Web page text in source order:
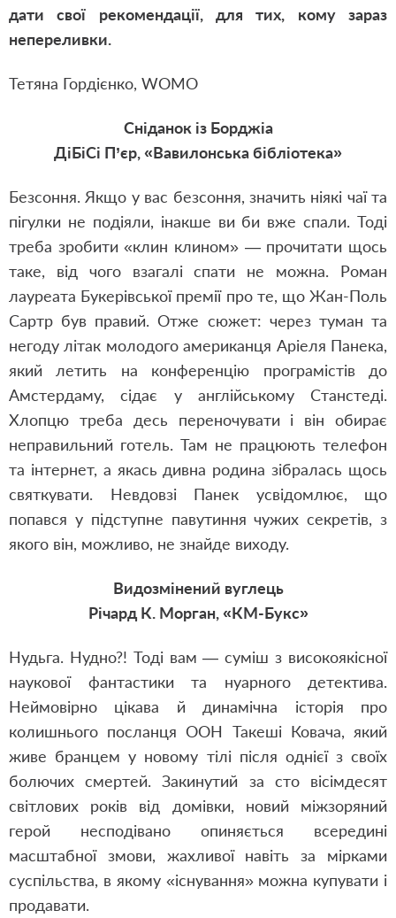
дати свої рекомендації, для тих, кому зараз
непереливки.
Тетяна Гордієнко, WOMO
Сніданок із Борджіа
ДіБіСі П’єр, «Вавилонська бібліотека»
Безсоння. Якщо у вас безсоння, значить ніякі чаї та
пігулки не подіяли, інакше ви би вже спали. Тоді
треба зробити «клин клином» — прочитати щось
таке, від чого взагалі спати не можна. Роман
лауреата Букерівської премії про те, що Жан-Поль
Сартр був правий. Отже сюжет: через туман та
негоду літак молодого американця Аріеля Панека,
який летить на конференцію програмістів до
Амстердаму, сідає у англійському Станстеді.
Хлопцю треба десь переночувати і він обирає
неправильний готель. Там не працюють телефон
та інтернет, а якась дивна родина зібралась щось
святкувати. Невдовзі Панек усвідомлює, що
попався у підступне павутиння чужих секретів, з
якого він, можливо, не знайде виходу.
Видозмінений вуглець
Річард К. Морган, «КМ-Букс»
Нудьга. Нудно?! Тоді вам — суміш з високоякісної
наукової фантастики та нуарного детектива.
Неймовірно цікава й динамічна історія про
колишнього посланця ООН Такеші Ковача, який
живе бранцем у новому тілі після однієї з своїх
болючих смертей. Закинутий за сто вісімдесят
світлових років від домівки, новий міжзоряний
герой несподівано опиняється всередині
масштабної змови, жахливої навіть за мірками
суспільства, в якому «існування» можна купувати і
продавати.